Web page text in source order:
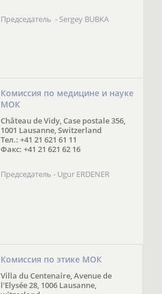
Председатель - Sergey BUBKA
Комиссия по медицине и науке
МОК
Château de Vidy, Case postale 356,
1001 Lausanne, Switzerland
Тел.: +41 21 621 61 11
Факс: +41 21 621 62 16
Председатель - Ugur ERDENER
Комиссия по этике МОК
Villa du Centenaire, Avenue de
l'Elysée 28, 1006 Lausanne,